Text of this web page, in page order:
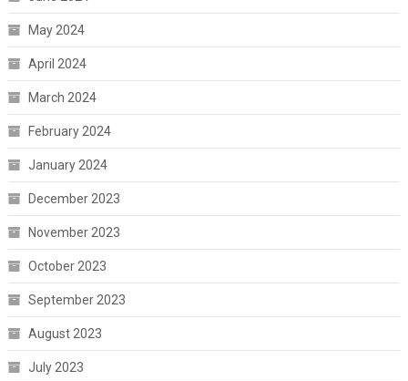
May 2024
April 2024
March 2024
February 2024
January 2024
December 2023
November 2023
October 2023
September 2023
August 2023
July 2023